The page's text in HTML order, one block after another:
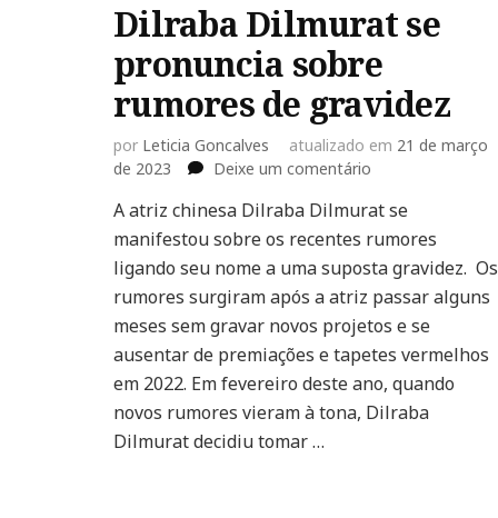
Dilraba Dilmurat se
pronuncia sobre
rumores de gravidez
por Leticia Goncalves atualizado em 21 de março
de 2023
Deixe um comentário
Dilmurat
se
pronuncia
sobre
rumores
de
gravidez
A atriz chinesa Dilraba Dilmurat se
manifestou sobre os recentes rumores
ligando seu nome a uma suposta gravidez. Os
rumores surgiram após a atriz passar alguns
meses sem gravar novos projetos e se
ausentar de premiações e tapetes vermelhos
em 2022. Em fevereiro deste ano, quando
novos rumores vieram à tona, Dilraba
Dilmurat decidiu tomar …